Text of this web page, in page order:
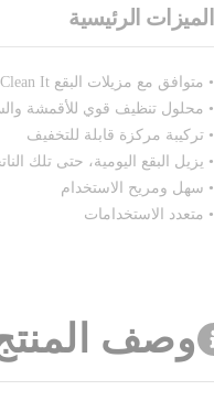
الميزات الرئيسية
• متوافق مع مزيلات البقع Clean It موديلات IZ5020M0 وIN5010F0 وIN5020F0
• محلول تنظيف قوي للأقمشة
• تركيبة مركزة قابلة للتخفيف
• يزيل البقع اليومية، حتى تلك
• سهل ومريح الاستخدام
• متعدد الاستخدامات
وصف